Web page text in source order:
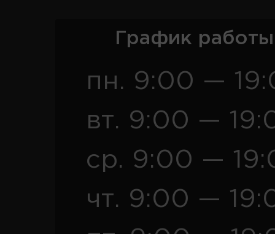
График
пн. 9:00 —
вт. 9:00 —
ср. 9:00 —
чт. 9:00 —